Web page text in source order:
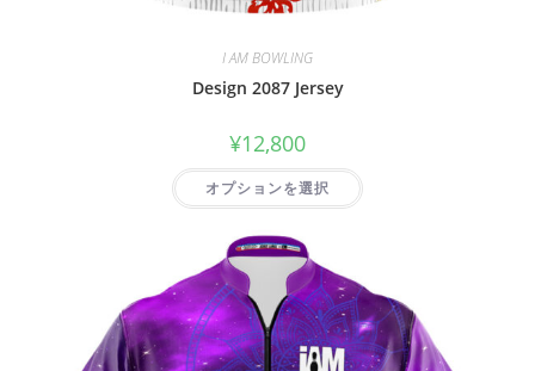
I AM BOWLING
Design 2087 Jersey
¥12,800
オプションを選択